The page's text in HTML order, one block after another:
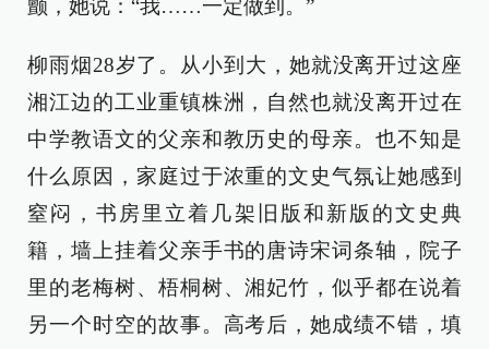
颤，她说：“我……一定做到。”
柳雨烟28岁了。从小到大，她就没离开过这座
湘江边的工业重镇株洲，自然也就没离开过在
中学教语文的父亲和教历史的母亲。也不知是
什么原因，家庭过于浓重的文史气氛让她感到
窒闷，书房里立着几架旧版和新版的文史典
籍，墙上挂着父亲手书的唐诗宋词条轴，院子
里的老梅树、梧桐树、湘妃竹，似乎都在说着
另一个时空的故事。高考后，她成绩不错，填